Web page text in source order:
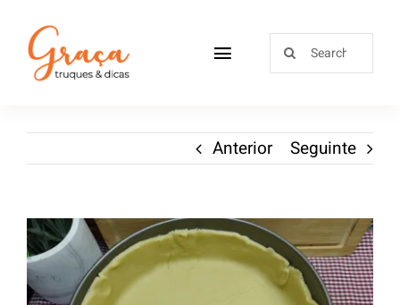
Receitas
Sobre
Loja
Anterior Seguinte